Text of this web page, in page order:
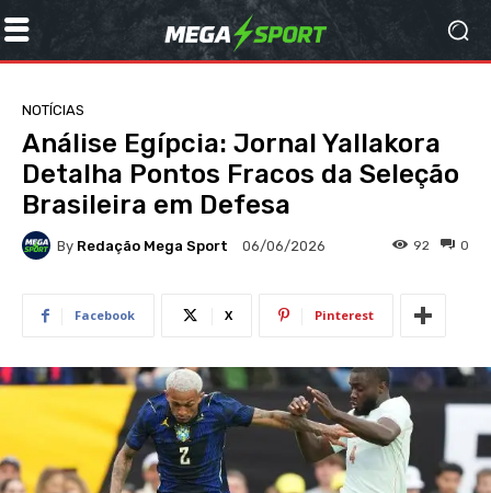
NOTÍCIAS
Análise Egípcia: Jornal Yallakora
Detalha Pontos Fracos da Seleção
Brasileira em Defesa
By Redação Mega Sport 06/06/2026 0
92
Facebook X Pinterest